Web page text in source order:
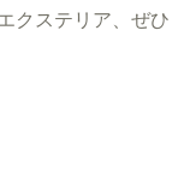
クステリア、ぜひ